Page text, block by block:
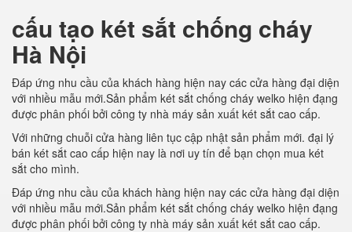
cấu tạo két sắt chống cháy
Hà Nội
Đáp ứng nhu cầu của khách hàng hiện nay các cửa hàng đại diện
với nhiều mẫu mới.Sản phẩm két sắt chống cháy welko hiện đạng
được phân phối bởi công ty nhà máy sản xuất két sắt cao cấp.
Với những chuỗi cửa hàng liên tục cập nhật sản phẩm mới. đại lý
bán két sắt cao cấp hiện nay là nơi uy tín để bạn chọn mua két
sắt cho mình.
Đáp ứng nhu cầu của khách hàng hiện nay các cửa hàng đại diện
với nhiều mẫu mới.Sản phẩm két sắt chống cháy welko hiện đạng
được phân phối bởi công ty nhà máy sản xuất két sắt cao cấp.